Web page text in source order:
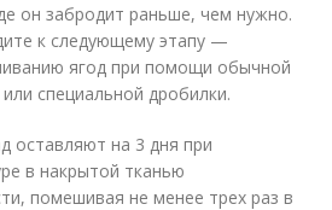
он забродит раньше, чем нужно.
к следующему этапу —
ягод при помощи обычной
специальной дробилки.
оставляют на 3 дня при
в накрытой тканью
помешивая не менее трех раз в